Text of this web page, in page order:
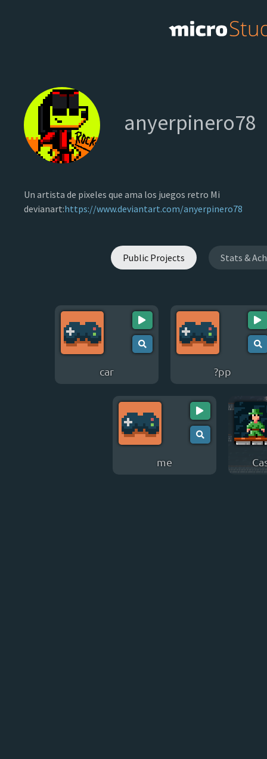
anyerpinero78
Un artista de pixeles que ama los juegos retro Mi
devianart:https://www.deviantart.com/anyerpinero78
Public Projects Stats &
car ?pp
me